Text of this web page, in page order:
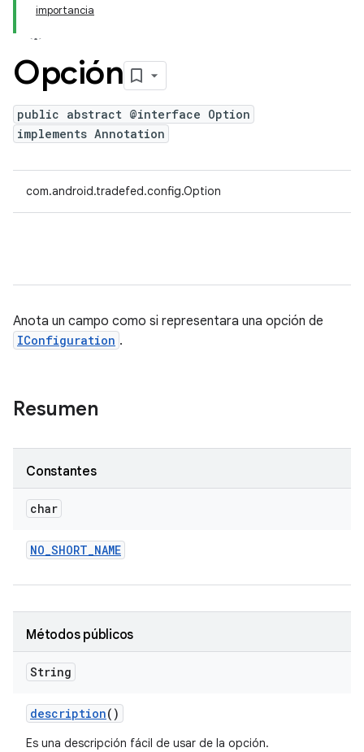
importancia
Opción
public abstract @interface Option
implements Annotation
com.android.tradefed.config.Option
Anota un campo como si representara una opción de
IConfiguration .
Resumen
Constantes
char
NO_SHORT_NAME
Métodos públicos
String
description()
Es una descripción fácil de usar de la opción.